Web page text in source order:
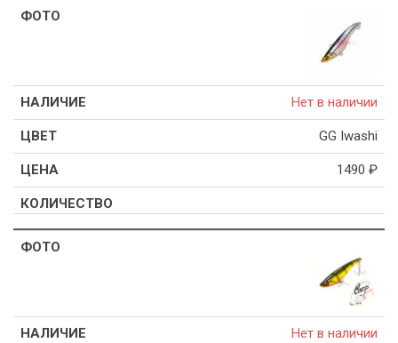
Нет в наличии
GG Iwashi
1490 ₽
Нет в наличии